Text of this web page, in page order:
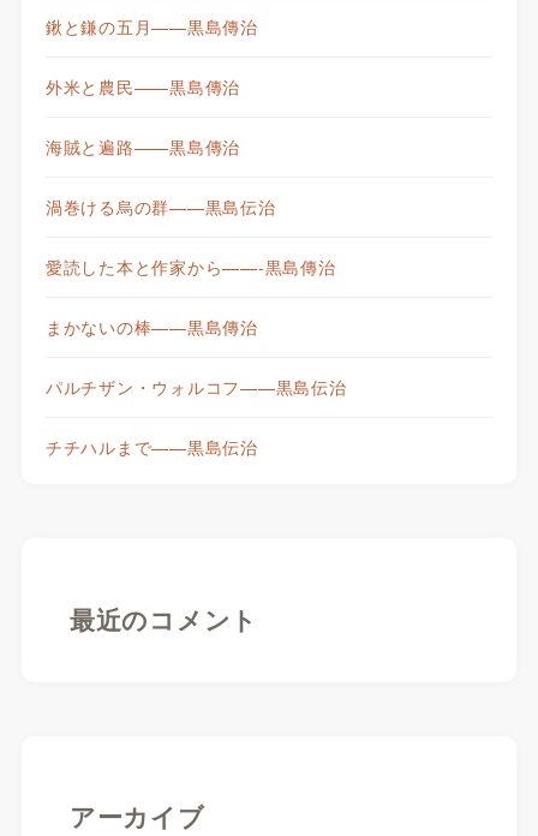
鍬と鎌の五月——黒島傳治
外米と農民——黒島傳治
海賊と遍路——黒島傳治
渦巻ける烏の群——黒島伝治
愛読した本と作家から——-黒島傳治
まかないの棒——黒島傳治
パルチザン・ウォルコフ——黒島伝治
チチハルまで——黒島伝治
最近のコメント
アーカイブ